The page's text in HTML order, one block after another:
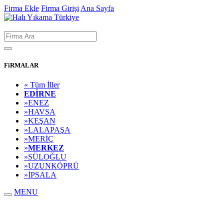
Firma Ekle Firma Girişi Ana Sayfa
FiRMALAR
« Tüm İller
EDIRNE
»ENEZ
»HAVSA
»KEŞAN
»LALAPAŞA
»MERIÇ
»MERKEZ
»SÜLOĞLU
»UZUNKÖPRÜ
»İPSALA
MENU